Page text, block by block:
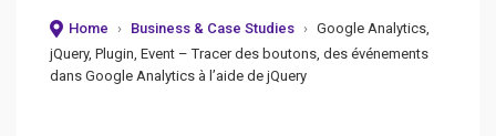
Home › Business & Case Studies › Google Analytics,
jQuery, Plugin, Event – Tracer des boutons, des événements
dans Google Analytics à l’aide de jQuery